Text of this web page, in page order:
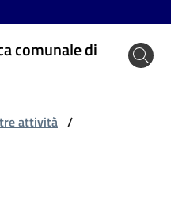
comunale di
attività /